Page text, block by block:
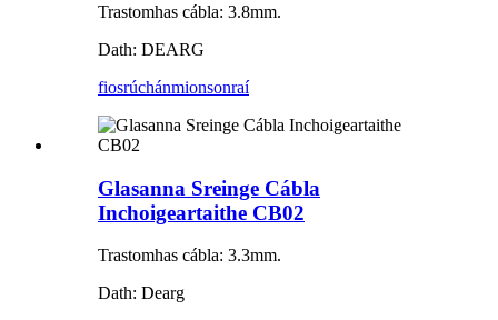
Trastomhas cábla: 3.8mm.
Dath: DEARG
fiosrúchánmionsonraí
Glasanna Sreinge Cábla
Inchoigeartaithe CB02
Trastomhas cábla: 3.3mm.
Dath: Dearg